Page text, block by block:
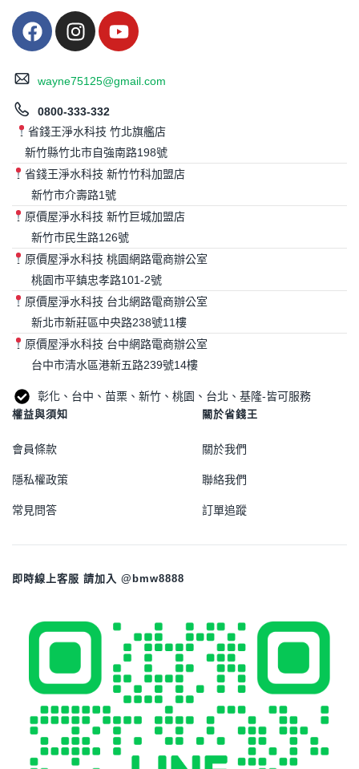
wayne75125@gmail.com
0800-333-332
省錢王淨水科技 竹北旗艦店
新竹縣竹北市自強南路198號
省錢王淨水科技 新竹竹科加盟店
新竹市介壽路1號
原價屋淨水科技 新竹巨城加盟店
新竹市民生路126號
原價屋淨水科技 桃園網路電商辦公室
桃園市平鎮忠孝路101-2號
原價屋淨水科技 台北網路電商辦公室
新北市新莊區中央路238號11樓
原價屋淨水科技 台中網路電商辦公室
台中市清水區港新五路239號14樓
彰化、台中、苗栗、新竹、桃園、台北、基隆-皆可服務
權益與須知
會員條款
隱私權政策
常見問答
關於省錢王
關於我們
聯絡我們
訂單追蹤
即時線上客服 請加入 @bmw8888